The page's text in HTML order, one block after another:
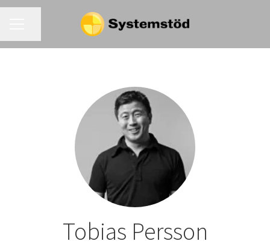
Tobias Persson